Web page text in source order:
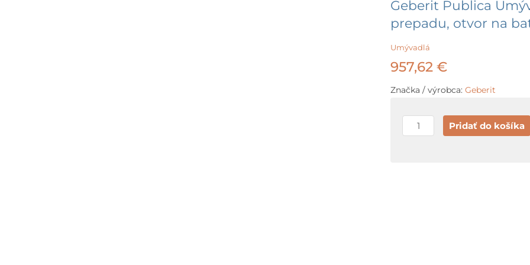
Geberit Publica
prepadu, otvor na
Umývadlá
957,62 €
Značka / výrobca: Geberit
množstvo
Geberit
Pridať do košíka